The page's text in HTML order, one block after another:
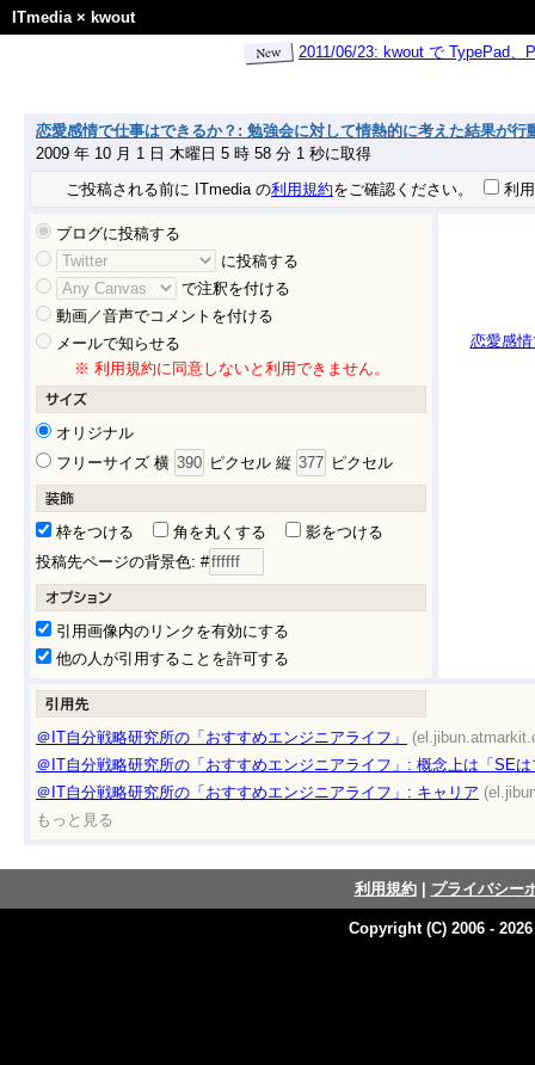
ITmedia× kwout
2011/06/23: kwout で TypePad
恋愛感情で仕事はできるか？: 勉強会に対して情熱的に考えた結果が行
2009 年 10 月 1 日 木曜日 5 時 58 分 1 秒に取得
ご投稿される前に ITmedia の利用規約をご確認ください。 利
ブログに投稿する
に投稿する
で注釈を付ける
動画／音声でコメントを付ける
メールで知らせる
※ 利用規約に同意しないと利用できません。
オリジナル
フリーサイズ 横
ピクセル 縦 ピクセル
枠をつける 角を丸くする
影をつける
投稿先ページの背景色: #
引用画像内のリンクを有効にする
他の人が引用することを許可する
恋愛感
＠IT自分戦略研究所の「おすすめエンジニアライフ」
＠IT自分戦略研究所の「おすすめエンジニアライフ」: 概念上は「SE
＠IT自分戦略研究所の「おすすめエンジニアライフ」: キャリア
もっと見る
利用規約| プライバシー
Copyright (C) 2006 -